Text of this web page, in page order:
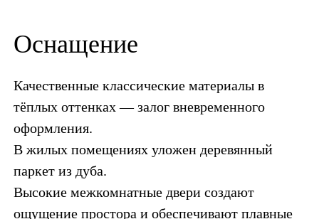
Оснащение
Качественные классические материалы в
тёплых оттенках — залог вневременного
оформления.
В жилых помещениях уложен деревянный
паркет из дуба.
Высокие межкомнатные двери создают
ощущение простора и обеспечивают плавные